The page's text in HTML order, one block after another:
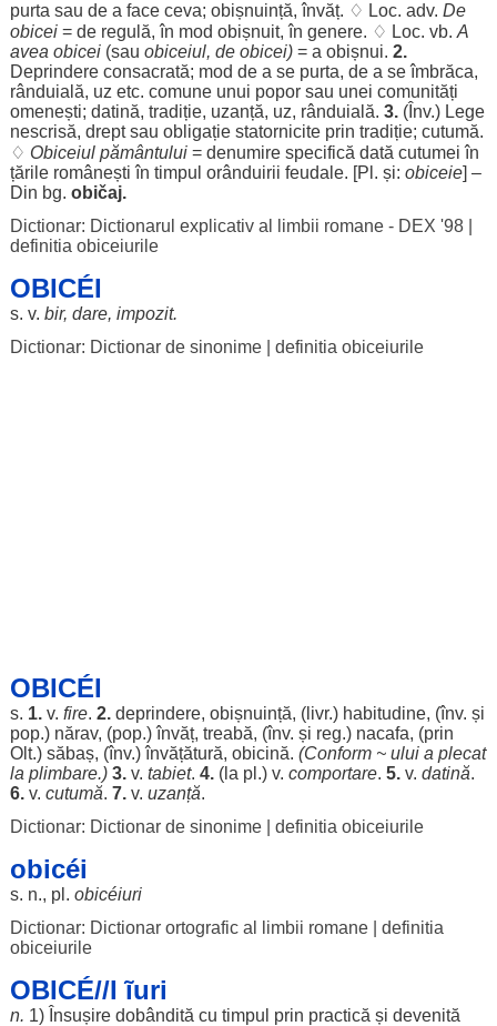
purta sau de a faceceva; obișnuință,învăț. ♢ Loc. adv. De
obicei= de regulă, în mod obișnuit, în genere. ♢ Loc. vb. A
avea obicei(sau obiceiul, de obicei)= a obișnui. 2.
Deprindere consacrată; mod de a se purta, de a seîmbrăca,
rânduială, uz etc. comuneunui poporsau unei comunități
omenești; datină, tradiție, uzanță, uz, rânduială. 3.(Înv.) Lege
nescrisă, dreptsau obligație statorniciteprin tradiție; cutumă.
♢ Obiceiul pământului= denumire specifică dată cutumei în
țările românești în timpul orânduirii feudale. [Pl. și: obiceie] –
Din bg. običaj.
Dictionar: Dictionarul explicativ al limbii romane - DEX '98|
definitia obiceiurile
OBICÉI
s. v. bir, dare, impozit.
Dictionar: Dictionar de sinonime| definitia obiceiurile
OBICÉI
s. 1.v. fire. 2. deprindere, obișnuință, (livr.) habitudine, (înv. și
pop.) nărav, (pop.)învăț, treabă, (înv. și reg.) nacafa, (prin
Olt.) săbaș, (înv.)învățătură, obicină. (Conform~ uluia plecat
la plimbare.) 3.v. tabiet. 4.(la pl.) v. comportare. 5.v. datină.
6.v. cutumă. 7.v. uzanță.
Dictionar: Dictionar de sinonime| definitia obiceiurile
obicéi
s. n., pl. obicéiuri
Dictionar: Dictionar ortografic al limbii romane| definitia
obiceiurile
OBICÉ//I ĩuri
n. 1) Însușire dobândită cu timpul prin practică și devenită